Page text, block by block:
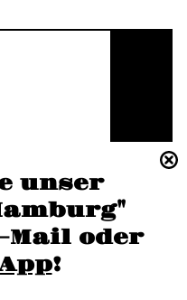
unser
Update per E-Mail oder
!